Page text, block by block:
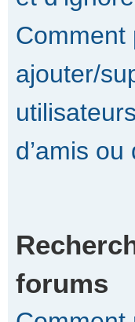
Comment
ajouter/
d’amis ou
forums